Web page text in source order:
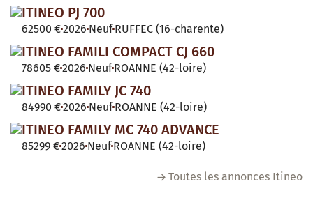
ITINEO PJ 700
62500 €2026 Neuf RUFFEC (16-charente)
ITINEO FAMILI COMPACT CJ 660
78605 €2026 Neuf ROANNE (42-loire)
ITINEO FAMILY JC 740
84990 €2026 Neuf ROANNE (42-loire)
ITINEO FAMILY MC 740 ADVANCE
85299 €2026 Neuf ROANNE (42-loire)
Toutes les annonces Itineo